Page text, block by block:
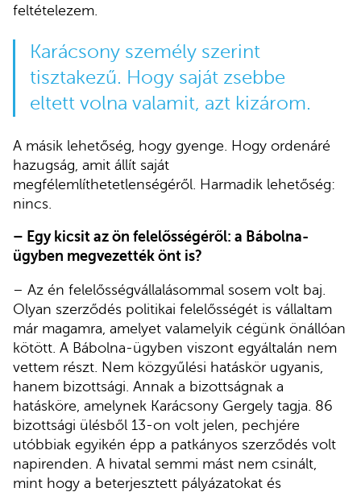
feltételezem.
Karácsony személy szerint
tisztakezű. Hogy saját zsebbe
eltett volna valamit, azt kizárom.
A másik lehetőség, hogy gyenge. Hogy ordenáré
hazugság, amit állít saját
megfélemlíthetetlenségéről. Harmadik lehetőség:
nincs.
– Egy kicsit az ön felelősségéről: a Bábolna-
ügyben megvezették önt is?
– Az én felelősségvállalásommal sosem volt baj.
Olyan szerződés politikai felelősségét is vállaltam
már magamra, amelyet valamelyik cégünk önállóan
kötött. A Bábolna-ügyben viszont egyáltalán nem
vettem részt. Nem közgyűlési hatáskör ugyanis,
hanem bizottsági. Annak a bizottságnak a
hatásköre, amelynek Karácsony Gergely tagja. 86
bizottsági ülésből 13-on volt jelen, pechjére
utóbbiak egyikén épp a patkányos szerződés volt
napirenden. A hivatal semmi mást nem csinált,
mint hogy a beterjesztett pályázatokat és